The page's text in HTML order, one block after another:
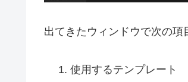
出てきたウィンドウで次の項
使用するテンプレート